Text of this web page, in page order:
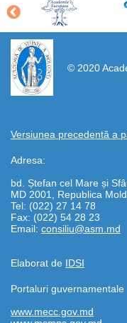
© 2020
Versiunea precedentă a
Adresa:
bd. Ștefan cel Mare și
MD 2001, Republica
Tel: (022) 27 14 78
Fax: (022) 54 28 23
Email: consiliu@asm.md
Elaborat de IDSI
https://propletenie.ru/
Portaluri guvernamentale
www.mecc.gov.md